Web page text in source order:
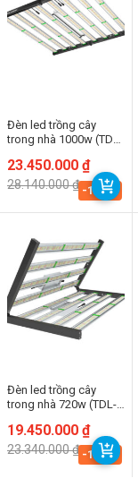
Đèn led trồng cây
trong nhà 1000w (TDL-
28.140.000₫
Giá
gốc
là:
28.140.000 ₫.
23.450.000 ₫
Giá
hiện
tại
23.450.000 ₫.
-16.7%
Đèn led trồng cây
trong nhà 720w (TDL-
23.340.000₫
Giá
gốc
là:
23.340.000 ₫.
19.450.000 ₫
Giá
hiện
tại
-16.7%